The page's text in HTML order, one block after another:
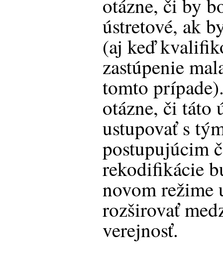
otázne, či by
ústretové, ak
(aj keď
zastúpenie
tomto
otázne, či táto
ustupovať s
postupujúcim
rekodifikácie
novom režime
rozširovať
verejnosť.